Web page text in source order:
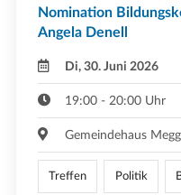
Nomination
Angela Denell
Di, 30. Juni 2026
19:00 - 20:00 Uhr
Gemeindehaus
Treffen Politik